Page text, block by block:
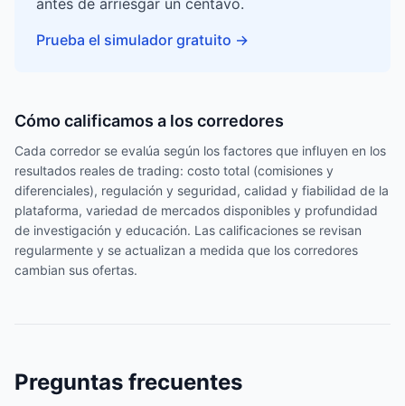
antes de arriesgar un centavo.
Prueba el simulador gratuito →
Cómo calificamos a los corredores
Cada corredor se evalúa según los factores que influyen en los
resultados reales de trading: costo total (comisiones y
diferenciales), regulación y seguridad, calidad y fiabilidad de la
plataforma, variedad de mercados disponibles y profundidad
de investigación y educación. Las calificaciones se revisan
regularmente y se actualizan a medida que los corredores
cambian sus ofertas.
Preguntas frecuentes